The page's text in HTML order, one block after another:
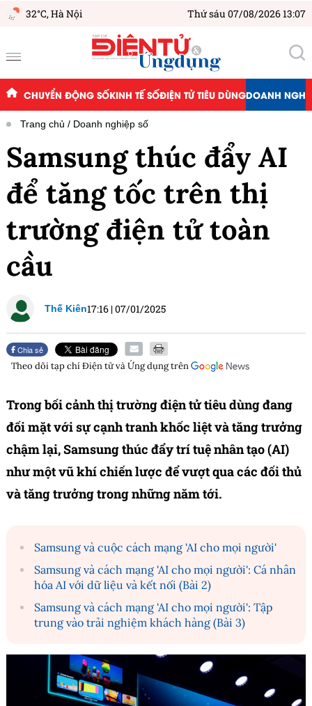
32°C,Hà Nội Thứ sáu 07/08/2026 13:07
CHUYỂN ĐỘNG SỐKINH TẾ SỐĐIỆN TỬ TIÊU DÙNGDOANH
Trang chủ Doanh nghiệp số
Samsung thúc đẩy AI
để tăng tốc trên thị
trường điện tử toàn
cầu
Thế Kiên17:16 |07/01/2025
Chia sẻ
Theo dõi tạp chíĐiện tử và Ứng dụngtrên
Trong bối cảnh thị trường điện tử tiêu dùng đang
đối mặt với sự cạnh tranh khốc liệt và tăng trưởng
chậm lại, Samsung thúc đẩy trí tuệ nhân tạo (AI)
như một vũ khí chiến lược để vượt qua các đối thủ
và tăng trưởng trong những năm tới.
Samsung và cuộc cách mạng 'AI cho mọi người'
Samsung và cách mạng 'AI cho mọi người': Cá nhân
hóa AI với dữ liệu và kết nối (Bài 2)
Samsung và cách mạng 'AI cho mọi người': Tập
trung vào trải nghiệm khách hàng (Bài 3)